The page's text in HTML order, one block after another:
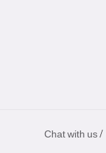
Chat with us /